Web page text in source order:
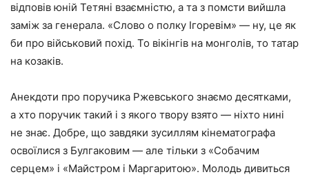
відповів юній Тетяні взаємністю, а та з помсти вийшла
заміж за генерала. «Слово о полку Ігоревім» — ну, це як
би про військовий похід. То вікінгів на монголів, то татар
на козаків.
Анекдоти про поручика Ржевського знаємо десятками,
а хто поручик такий і з якого твору взято — ніхто нині
не знає. Добре, що завдяки зусиллям кінематографа
освоїлися з Булгаковим — але тільки з «Собачим
серцем» і «Майстром і Маргаритою». Молодь дивиться